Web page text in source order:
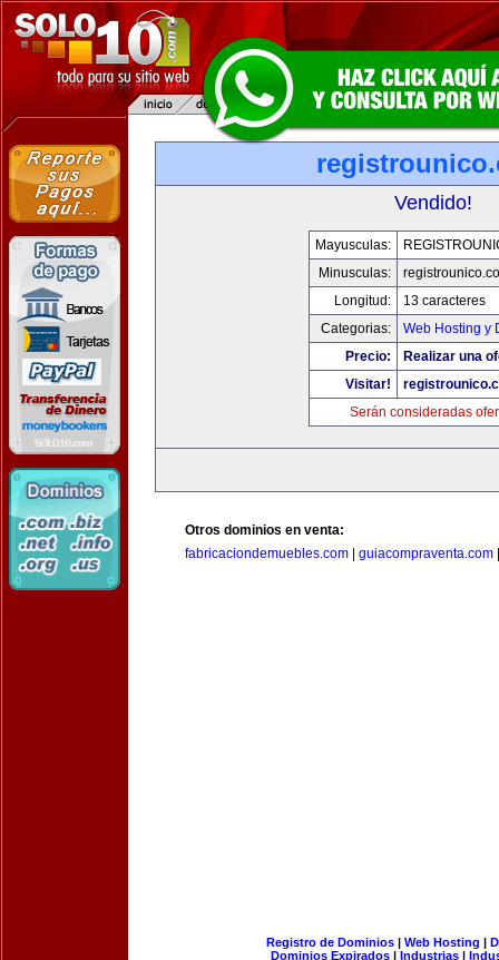
Vendido!
Mayusculas:
Minusculas:
Longitud:
13 caracteres
Categorias:
Web Hosting y
Precio:
Realizar una
Visitar!
Serán consideradas
Otros dominios en venta:
fabricaciondemuebles.com
guiacompraventa.com
Registro de Dominios| Web Hosting |
Dominios Expirados | Industrias |